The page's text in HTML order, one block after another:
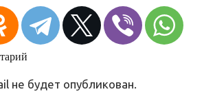
не будет опубликован.